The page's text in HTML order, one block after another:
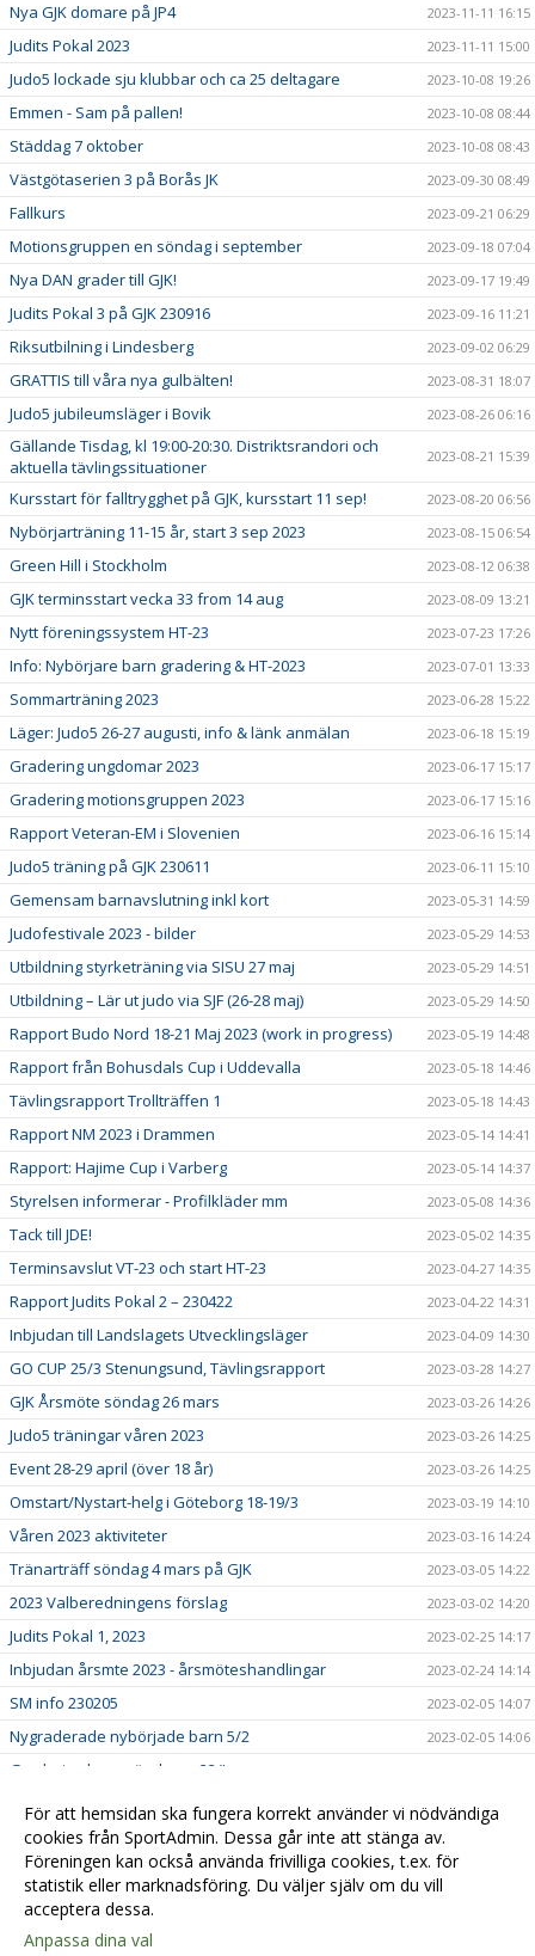
Nya GJK domare på JP4 2023-11-11 16:15
Judits Pokal 2023 2023-11-11 15:00
Judo5 lockade sju klubbar och ca 25 deltagare 2023-10-08 19:26
Emmen - Sam på pallen! 2023-10-08 08:44
Städdag 7 oktober 2023-10-08 08:43
Västgötaserien 3 på Borås JK 2023-09-30 08:49
Fallkurs 2023-09-21 06:29
Motionsgruppen en söndag i september 2023-09-18 07:04
Nya DAN grader till GJK! 2023-09-17 19:49
Judits Pokal 3 på GJK 230916 2023-09-16 11:21
Riksutbilning i Lindesberg 2023-09-02 06:29
GRATTIS till våra nya gulbälten! 2023-08-31 18:07
Judo5 jubileumsläger i Bovik 2023-08-26 06:16
Gällande Tisdag, kl 19:00-20:30. Distriktsrandori och
aktuella tävlingssituationer
2023-08-21 15:39
Kursstart för falltrygghet på GJK, kursstart 11 sep! 2023-08-20 06:56
Nybörjarträning 11-15 år, start 3 sep 2023 2023-08-15 06:54
Green Hill i Stockholm 2023-08-12 06:38
GJK terminsstart vecka 33 from 14 aug 2023-08-09 13:21
Nytt föreningssystem HT-23 2023-07-23 17:26
Info: Nybörjare barn gradering & HT-2023 2023-07-01 13:33
Sommarträning 2023 2023-06-28 15:22
Läger: Judo5 26-27 augusti, info & länk anmälan 2023-06-18 15:19
Gradering ungdomar 2023 2023-06-17 15:17
Gradering motionsgruppen 2023 2023-06-17 15:16
Rapport Veteran-EM i Slovenien 2023-06-16 15:14
Judo5 träning på GJK 230611 2023-06-11 15:10
Gemensam barnavslutning inkl kort 2023-05-31 14:59
Judofestivale 2023 - bilder 2023-05-29 14:53
Utbildning styrketräning via SISU 27 maj 2023-05-29 14:51
Utbildning – Lär ut judo via SJF (26-28 maj) 2023-05-29 14:50
Rapport Budo Nord 18-21 Maj 2023 (work in progress) 2023-05-19 14:48
Rapport från Bohusdals Cup i Uddevalla 2023-05-18 14:46
Tävlingsrapport Trollträffen 1 2023-05-18 14:43
Rapport NM 2023 i Drammen 2023-05-14 14:41
Rapport: Hajime Cup i Varberg 2023-05-14 14:37
Styrelsen informerar - Profilkläder mm 2023-05-08 14:36
Tack till JDE! 2023-05-02 14:35
Terminsavslut VT-23 och start HT-23 2023-04-27 14:35
Rapport Judits Pokal 2 – 230422 2023-04-22 14:31
Inbjudan till Landslagets Utvecklingsläger 2023-04-09 14:30
GO CUP 25/3 Stenungsund, Tävlingsrapport 2023-03-28 14:27
GJK Årsmöte söndag 26 mars 2023-03-26 14:26
Judo5 träningar våren 2023 2023-03-26 14:25
Event 28-29 april (över 18 år) 2023-03-26 14:25
Omstart/Nystart-helg i Göteborg 18-19/3 2023-03-19 14:10
Våren 2023 aktiviteter 2023-03-16 14:24
Tränarträff söndag 4 mars på GJK 2023-03-05 14:22
2023 Valberedningens förslag 2023-03-02 14:20
Judits Pokal 1, 2023 2023-02-25 14:17
Inbjudan årsmte 2023 - årsmöteshandlingar 2023-02-24 14:14
SM info 230205 2023-02-05 14:07
Nygraderade nybörjade barn 5/2 2023-02-05 14:06
Gradering barn söndagar 22/!
Lindesberg utvecklingsläger, jan-23 2023-01-22 13:58
Lilla Trollträffen1, jan-23 2023-01-21 14:01
In English 2023-01-01 14:05
För att hemsidan ska fungera korrekt använder vi nödvändiga
cookies från SportAdmin. Dessa går inte att stänga av.
Föreningen kan också använda frivilliga cookies, t.ex. för
statistik eller marknadsföring. Du väljer själv om du vill
acceptera dessa.
Anpassa dina val